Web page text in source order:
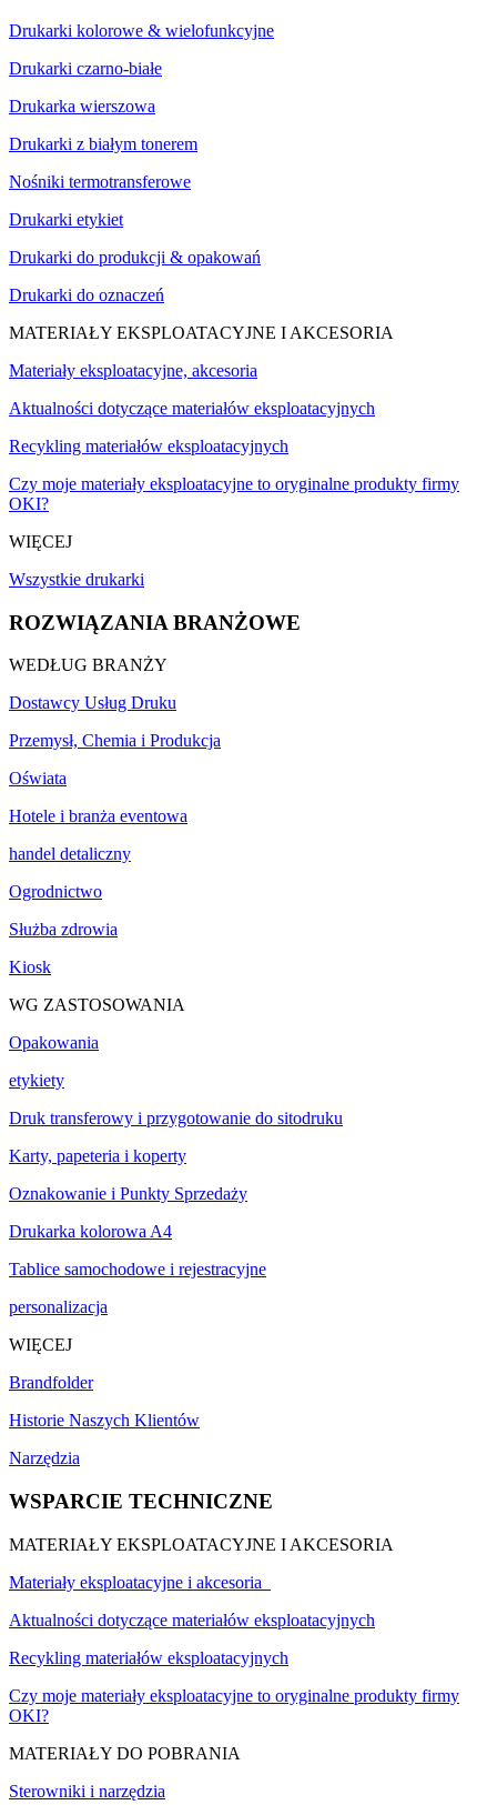
Drukarki kolorowe & wielofunkcyjne
Drukarki czarno-białe
Drukarka wierszowa
Drukarki z białym tonerem
Nośniki termotransferowe
Drukarki etykiet
Drukarki do produkcji & opakowań
Drukarki do oznaczeń
MATERIAŁY EKSPLOATACYJNE I AKCESORIA
Materiały eksploatacyjne, akcesoria
Aktualności dotyczące materiałów eksploatacyjnych
Recykling materiałów eksploatacyjnych
Czy moje materiały eksploatacyjne to oryginalne produkty firmy
OKI?
WIĘCEJ
Wszystkie drukarki
ROZWIĄZANIA BRANŻOWE
WEDŁUG BRANŻY
Dostawcy Usług Druku
Przemysł, Chemia i Produkcja
Oświata
Hotele i branża eventowa
handel detaliczny
Ogrodnictwo
Służba zdrowia
Kiosk
WG ZASTOSOWANIA
Opakowania
etykiety
Druk transferowy i przygotowanie do sitodruku
Karty, papeteria i koperty
Oznakowanie i Punkty Sprzedaży
Drukarka kolorowa A4
Tablice samochodowe i rejestracyjne
personalizacja
WIĘCEJ
Brandfolder
Historie Naszych Klientów
Narzędzia
WSPARCIE TECHNICZNE
MATERIAŁY EKSPLOATACYJNE I AKCESORIA
Materiały eksploatacyjne i akcesoria
Aktualności dotyczące materiałów eksploatacyjnych
Recykling materiałów eksploatacyjnych
Czy moje materiały eksploatacyjne to oryginalne produkty firmy
OKI?
MATERIAŁY DO POBRANIA
Sterowniki i narzędzia